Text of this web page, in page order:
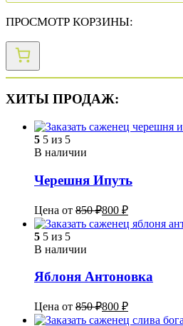
ПРОСМОТР КОРЗИНЫ:
ХИТЫ ПРОДАЖ:
5 5 из 5
В наличии
Черешня Ипуть
Цена от 850₽800 ₽
5 5 из 5
В наличии
Яблоня Антоновка
Цена от 850₽800 ₽